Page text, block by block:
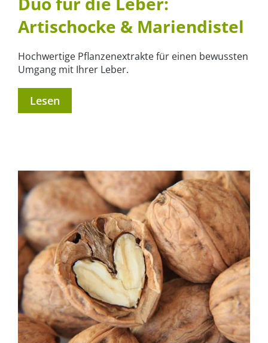
Artischocke & Mariendistel
Hochwertige Pflanzenextrakte für einen bewussten
Umgang mit Ihrer Leber.
Lesen